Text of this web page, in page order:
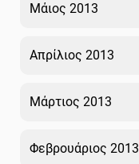
Μάιος 2013
Απρίλιος 2013
Μάρτιος 2013
Φεβρουάριος 2013